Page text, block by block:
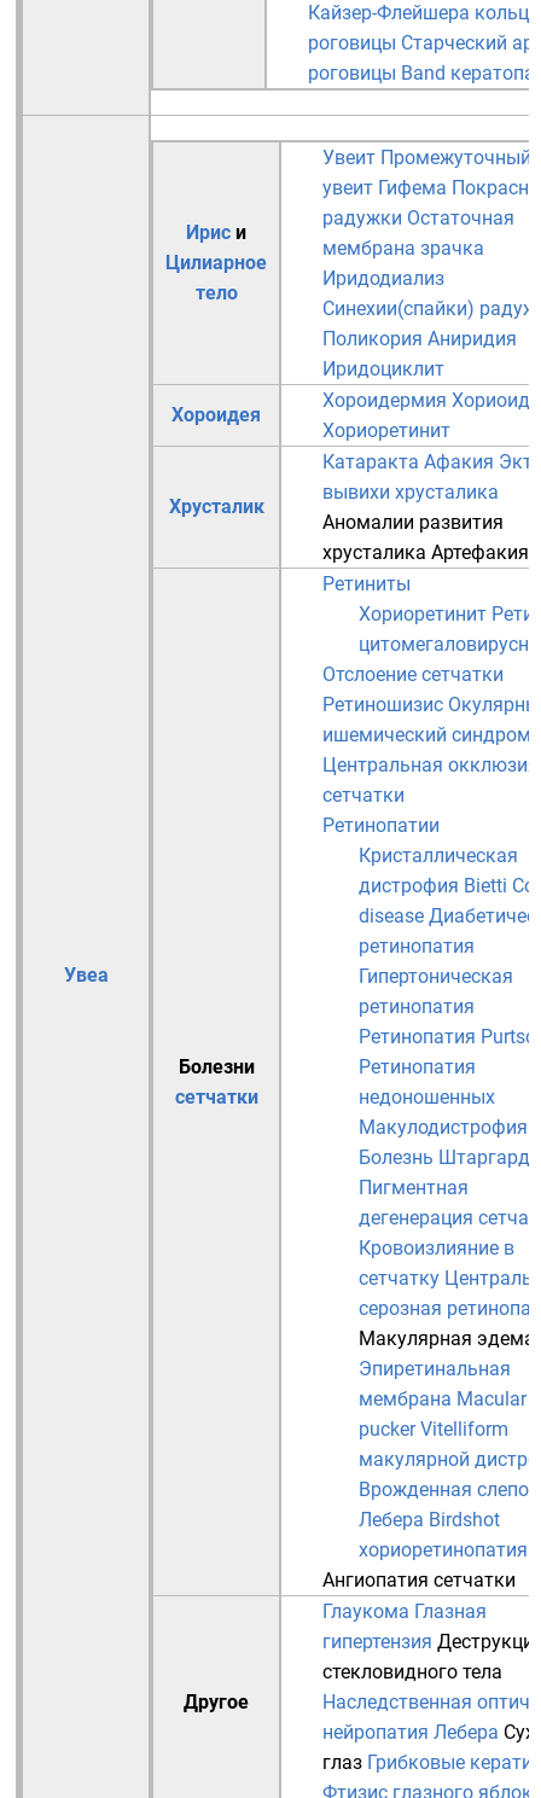
Кайзер-Флейшера кольца
роговицы Старческий
роговицы Band
Увеа
Ирис и
Цилиарное
тело
Увеит Промежуточный
увеит Гифема
радужки Остаточная
мембрана зрачка
Иридодиализ
Синехии(спайки)
Поликория Аниридия
Иридоциклит
Хороидея
Хороидермия
Хориоретинит
Хрусталик
Катаракта Афакия
вывихи хрусталика
Аномалии развития
хрусталика Артефакия
Болезни
сетчатки
Ретиниты
Хориоретинит
Отслоение сетчатки
Ретиношизис
ишемический синдром
Центральная окклюзия
сетчатки
Ретинопатии
Кристаллическая
дистрофия Bietti
disease
ретинопатия
Гипертоническая
ретинопатия
Ретинопатия
Ретинопатия
недоношенных
Макулодистрофия
Болезнь
Пигментная
дегенерация
Кровоизлияние в
сетчатку
серозная
Макулярная эдема
Эпиретинальная
мембрана Macular
pucker Vitelliform
макулярной
Врожденная
Лебера Birdshot
хориоретинопатия
Ангиопатия сетчатки
Другое
Глаукома Глазная
гипертензия
стекловидного тела
Наследственная
нейропатия Лебера
глаз Грибковые
Фтизис глазного